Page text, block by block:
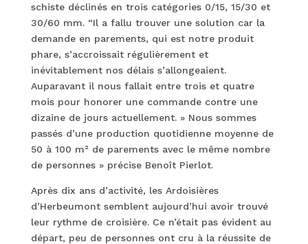
schiste déclinés en trois catégories 0/15, 15/30 et
30/60 mm. “Il a fallu trouver une solution car la
demande en parements, qui est notre produit
phare, s’accroissait régulièrement et
inévitablement nos délais s’allongeaient.
Auparavant il nous fallait entre trois et quatre
mois pour honorer une commande contre une
dizaine de jours actuellement. » Nous sommes
passés d’une production quotidienne moyenne de
50 à 100 m² de parements avec le même nombre
de personnes » précise Benoît Pierlot.
Après dix ans d’activité, les Ardoisières
d’Herbeumont semblent aujourd’hui avoir trouvé
leur rythme de croisière. Ce n’était pas évident au
départ, peu de personnes ont cru à la réussite de